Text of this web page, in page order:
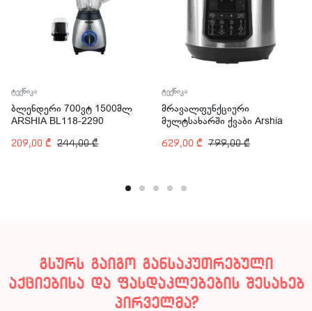
ტექნიკა
ბლენდერი 700ვტ 1500მლ
ARSHIA BL118-2290
209,00 ₾ 244,00₾
ტექნიკა
მრავალფუნქციური
მულტსახარში ქვაბი Arshia
629,00 ₾ 799,00₾
გსურს გაიგო განსაკუთრებული
აქციებისა და ფასდაკლებების შესახებ
პირველმა?